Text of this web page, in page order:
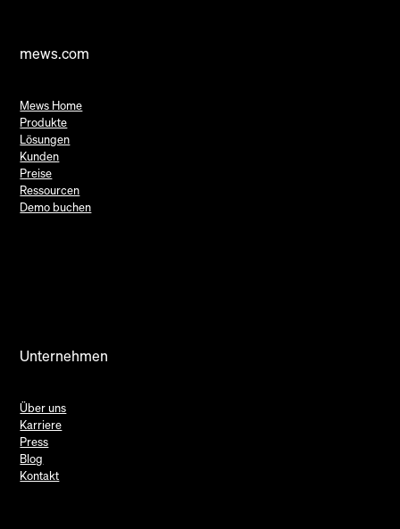
mews.com
Mews Home
Produkte
Lösungen
Kunden
Preise
Ressourcen
Demo buchen
Unternehmen
Über uns
Karriere
Press
Blog
Kontakt